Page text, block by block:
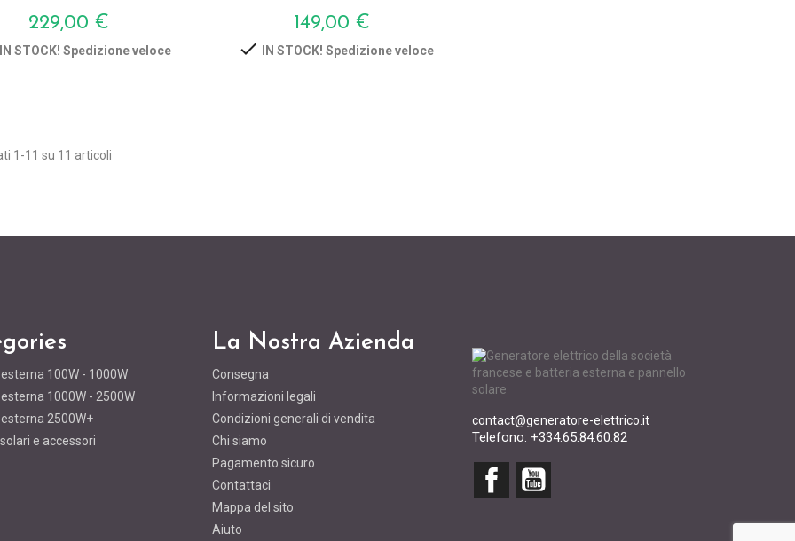
Prezzo
229,00 €
IN STOCK! Spedizione veloce
Prezzo
149,00 €
 IN STOCK! Spedizione veloce
1-11 su 11 articoli
100W - 1000W
1000W - 2500W
2500W+
e accessori
La Nostra Azienda
Consegna
Informazioni legali
Condizioni generali di vendita
Chi siamo
Pagamento sicuro
Contattaci
Mappa del sito
Aiuto
contact@generatore-elettrico.it
Telefono: +334.65.84.60.82
Facebook